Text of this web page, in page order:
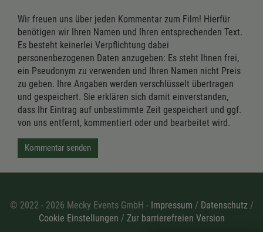
Wir freuen uns über jeden Kommentar zum Film! Hierfür
benötigen wir Ihren Namen und Ihren entsprechenden Text.
Es besteht keinerlei Verpflichtung dabei
personenbezogenen Daten anzugeben: Es steht Ihnen frei,
ein Pseudonym zu verwenden und Ihren Namen nicht Preis
zu geben. Ihre Angaben werden verschlüsselt übertragen
und gespeichert. Sie erklären sich damit einverstanden,
dass Ihr Eintrag auf unbestimmte Zeit gespeichert und ggf.
von uns entfernt, kommentiert oder und bearbeitet wird.
Kommentar senden
© 2022 - 2026 Mecky Events GmbH - Impressum / Datenschutz /
Cookie Einstellungen / Zur barrierefreien Version